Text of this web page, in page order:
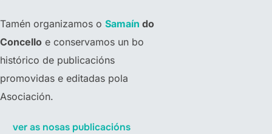
Tamén organizamos o Samaín do
Concello e conservamos un bo
histórico de publicacións
promovidas e editadas pola
Asociación.
ver as nosas publicacións